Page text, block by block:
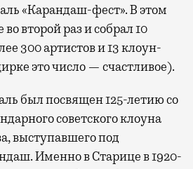
«Карандаш-фест». В этом
второй раз и собрал 10
300 артистов и 13 клоун-
это число — счастливое).
был посвящен 125-летию со
советского клоуна
выступавшего под
Именно в Старице в 1920-